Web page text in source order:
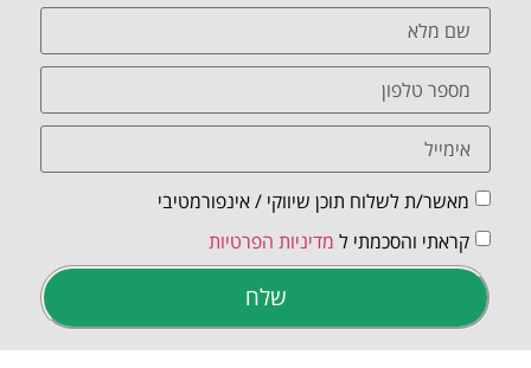
מאשר/ת לשלוח תוכן שיווקי / אינפורמטיבי
קראתי והסכמתי ל מדיניות הפרטיות
שלח